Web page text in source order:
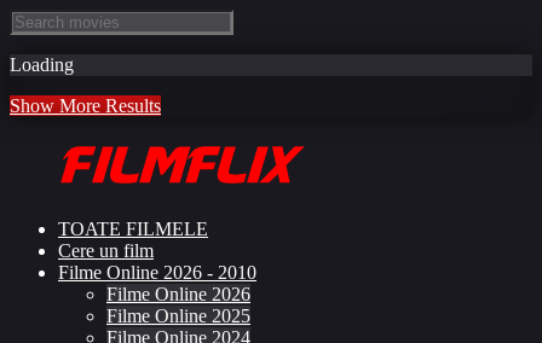
Loading
Show More Results
TOATE FILMELE
Cere un film
Filme Online 2026 - 2010
Filme Online 2026
Filme Online 2025
Filme Online 2024